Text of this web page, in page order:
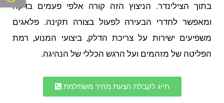
בתוך הצילינדר. הניצוץ הזה קורה אלפי פעמים בדקה
ומאפשר לחדרי הבעירה לפעול בצורה תקינה. פלאגים
משפיעים ישירות על צריכת הדלק, ביצועי המנוע, רמת
הפליטה של מזהמים ועל הרגש הכללי של הנהיגה.
חייג לקבלת הצעת מחיר משתלמת